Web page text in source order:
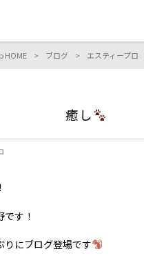
HOME > ブログ > エスティープロ
癒し
です！
りにブログ登場です